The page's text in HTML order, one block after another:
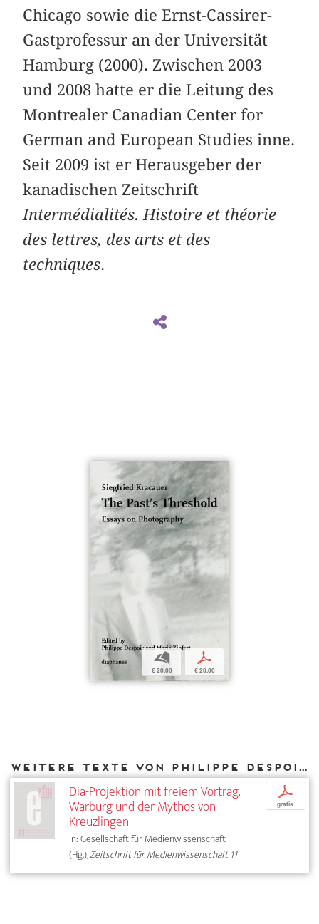
Chicago sowie die Ernst-Cassirer-
Gastprofessur an der Universität
Hamburg (2000). Zwischen 2003
und 2008 hatte er die Leitung des
Montrealer Canadian Center for
German and European Studies inne.
Seit 2009 ist er Herausgeber der
kanadischen Zeitschrift
Intermédialités. Histoire et théorie
des lettres, des arts et des
techniques.
b
€ 20,00
p
€ 20,00
Weitere Texte von Philippe Despoix bei DIAPHANES
Dia-Projektion mit freiem Vortrag.
Warburg und der Mythos von
Kreuzlingen
In: Gesellschaft für Medienwissenschaft
(Hg.),Zeitschrift für Medienwissenschaft 11
p
gratis